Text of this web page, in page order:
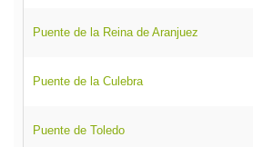
Puente de la Reina de Aranjuez
Puente de la Culebra
Puente de Toledo